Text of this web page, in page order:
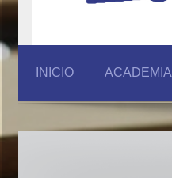
INICIO ACADEMIA